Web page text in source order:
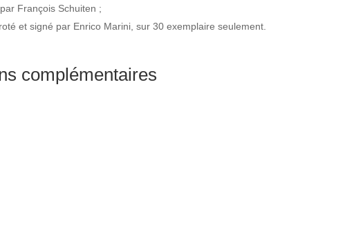
François Schuiten ;
et signé par Enrico Marini, sur 30 exemplaire seulement.
complémentaires